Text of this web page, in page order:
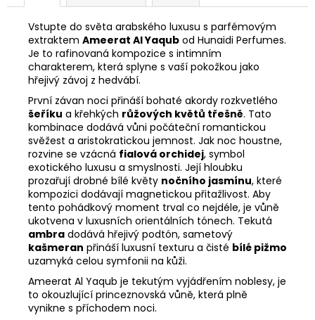
Vstupte do světa arabského luxusu s parfémovým
extraktem Ameerat Al Yaqub od Hunaidi Perfumes.
Je to rafinovaná kompozice s intimním
charakterem, která splyne s vaší pokožkou jako
hřejivý závoj z hedvábí.
První závan noci přináší bohaté akordy rozkvetlého
šeříku a křehkých růžových květů třešně. Tato
kombinace dodává vůni počáteční romantickou
svěžest a aristokratickou jemnost. Jak noc houstne,
rozvine se vzácná fialová orchidej, symbol
exotického luxusu a smyslnosti. Její hloubku
prozařují drobné bílé květy nočního jasmínu, které
kompozici dodávají magnetickou přitažlivost. Aby
tento pohádkový moment trval co nejdéle, je vůně
ukotvena v luxusních orientálních tónech. Tekutá
ambra dodává hřejivý podtón, sametový
kašmeran přináší luxusní texturu a čisté bílé pižmo
uzamyká celou symfonii na kůži.
Ameerat Al Yaqub je tekutým vyjádřením noblesy, je
to okouzlující princeznovská vůně, která plně
vynikne s příchodem noci.